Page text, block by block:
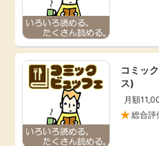
GMOポイ活の使い方
ヘルプセンター
コミッ
ス)
月額
総合評